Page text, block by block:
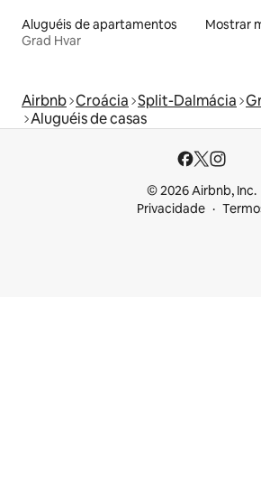
Aluguéis de apartamentos
Grad Hvar
Mostrar
Airbnb Croácia Split-Dalmácia
Aluguéis de casas
© 2026 Airbnb, Inc.
Privacidade